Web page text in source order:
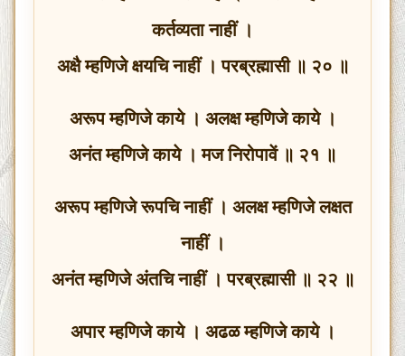
कर्तव्यता नाहीं ।
अक्षै म्हणिजे क्षयचि नाहीं । परब्रह्मासी ॥ २० ॥
अरूप म्हणिजे काये । अलक्ष म्हणिजे काये ।
अनंत म्हणिजे काये । मज निरोपावें ॥ २१ ॥
अरूप म्हणिजे रूपचि नाहीं । अलक्ष म्हणिजे लक्षत
नाहीं ।
अनंत म्हणिजे अंतचि नाहीं । परब्रह्मासी ॥ २२ ॥
अपार म्हणिजे काये । अढळ म्हणिजे काये ।